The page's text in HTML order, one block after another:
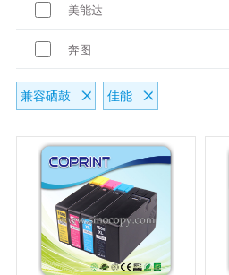
美能达
奔图
兼容硒鼓 佳能